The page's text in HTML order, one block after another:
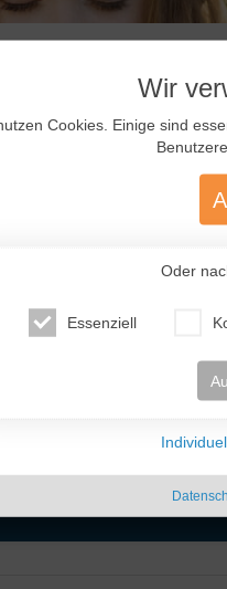
getroffen. Es war ein warmes
aus zwei verschiedener
Deutschland eingeladen. Er
mich am Flughafen in Berlin
Lieblingsbundesland
Mein nächster
...
Wir
Cookies. Einige sind
Oder
Essenziell